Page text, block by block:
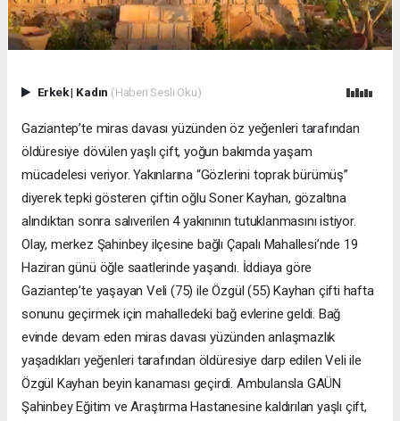
Erkek| Kadın (Haberi Sesli Oku)
Gaziantep’te miras davası yüzünden öz yeğenleri tarafından
öldüresiye dövülen yaşlı çift, yoğun bakımda yaşam
mücadelesi veriyor. Yakınlarına “Gözlerini toprak bürümüş”
diyerek tepki gösteren çiftin oğlu Soner Kayhan, gözaltına
alındıktan sonra salıverilen 4 yakınının tutuklanmasını istiyor.
Olay, merkez Şahinbey ilçesine bağlı Çapalı Mahallesi’nde 19
Haziran günü öğle saatlerinde yaşandı. İddiaya göre
Gaziantep’te yaşayan Veli (75) ile Özgül (55) Kayhan çifti hafta
sonunu geçirmek için mahalledeki bağ evlerine geldi. Bağ
evinde devam eden miras davası yüzünden anlaşmazlık
yaşadıkları yeğenleri tarafından öldüresiye darp edilen Veli ile
Özgül Kayhan beyin kanaması geçirdi. Ambulansla GAÜN
Şahinbey Eğitim ve Araştırma Hastanesine kaldırılan yaşlı çift,